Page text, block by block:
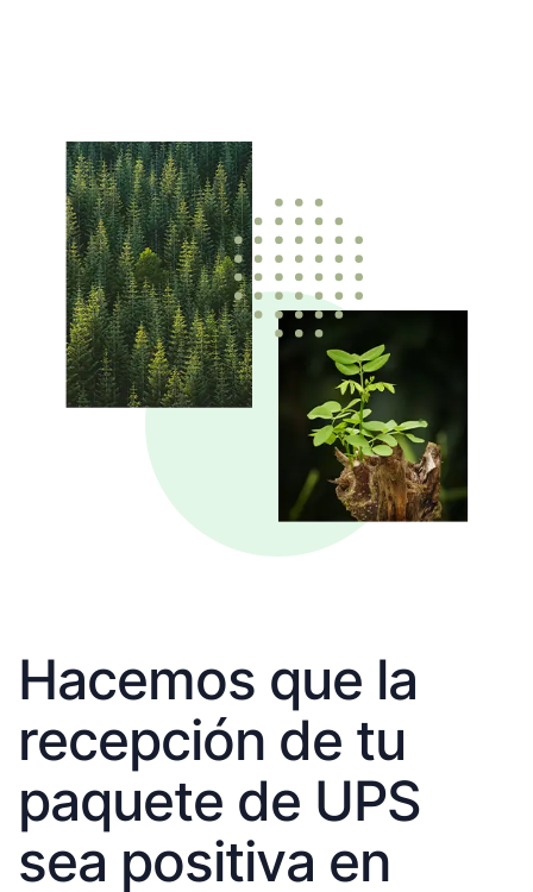
Hacemos que la
recepción de tu
paquete de UPS
sea positiva en